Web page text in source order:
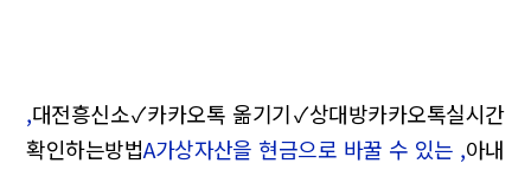
,대전흥신소✓카카오톡 옮기기✓상대방카카오톡실시간
확인하는방법A가상자산을 현금으로 바꿀 수 있는 ,아내